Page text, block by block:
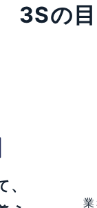
3Sの
、